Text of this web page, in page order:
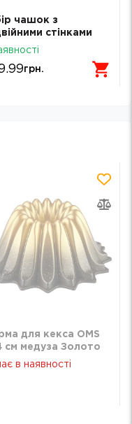
чашок з
стінками
360мл 2шт скло
грн.
для кекса OMS
см медуза Золото
3273-24-Gold
в наявності